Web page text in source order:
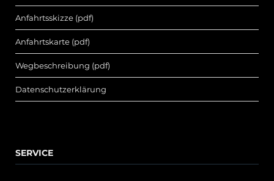
Anfahrtsskizze (pdf)
Anfahrtskarte (pdf)
Wegbeschreibung (pdf)
Datenschutzerklärung
SERVICE